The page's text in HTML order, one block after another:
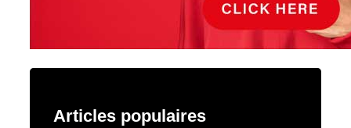
Articles populaires